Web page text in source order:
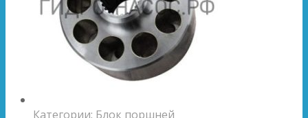
Категории: Блок поршней